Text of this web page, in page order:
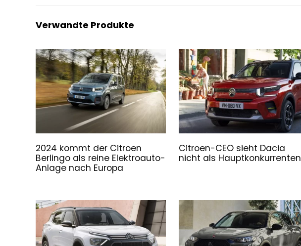
Verwandte Produkte
2024 kommt der Citroen
Berlingo als reine Elektroauto-
Anlage nach Europa
Citroen-CEO sieht Dacia
nicht als Hauptkonkurrenten